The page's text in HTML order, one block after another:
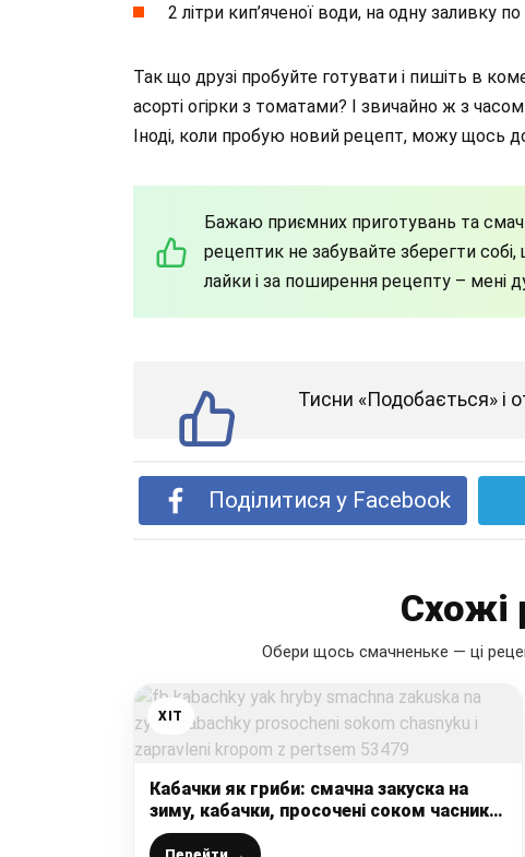
2 літри кип’яченої води, на одну заливку по
Так що друзі пробуйте готувати і пишіть в
асорті огірки з томатами? І звичайно ж з
Іноді, коли пробую новий рецепт, можу щось
Бажаю приємних приготувань та
рецептик не забувайте зберегти
лайки і за поширення рецепту – мені
Тисни «Подобається» і
Поділитися у Facebook
Схожі
Обери щось смачненьке — ці
ХІТ
Кабачки як гриби: смачна закуска на
зиму, кабачки, просочені соком часнику і
заправлені кропом з перцем